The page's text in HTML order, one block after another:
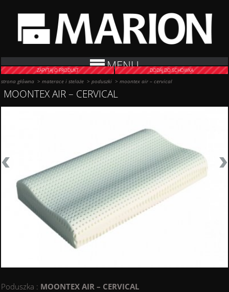
MENU
ZAPYTAJ O PRODUKT DODAJ DO SCHOWKA
strona główna >materace i stelaże >poduszki >moontex air – cervical
MOONTEX AIR – CERVICAL
Poduszka : MOONTEX AIR – CERVICAL